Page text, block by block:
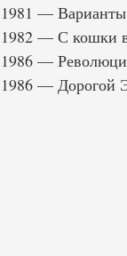
1981 — Варианты
1982 — С кошки
1986 —
1986 — Дорогой